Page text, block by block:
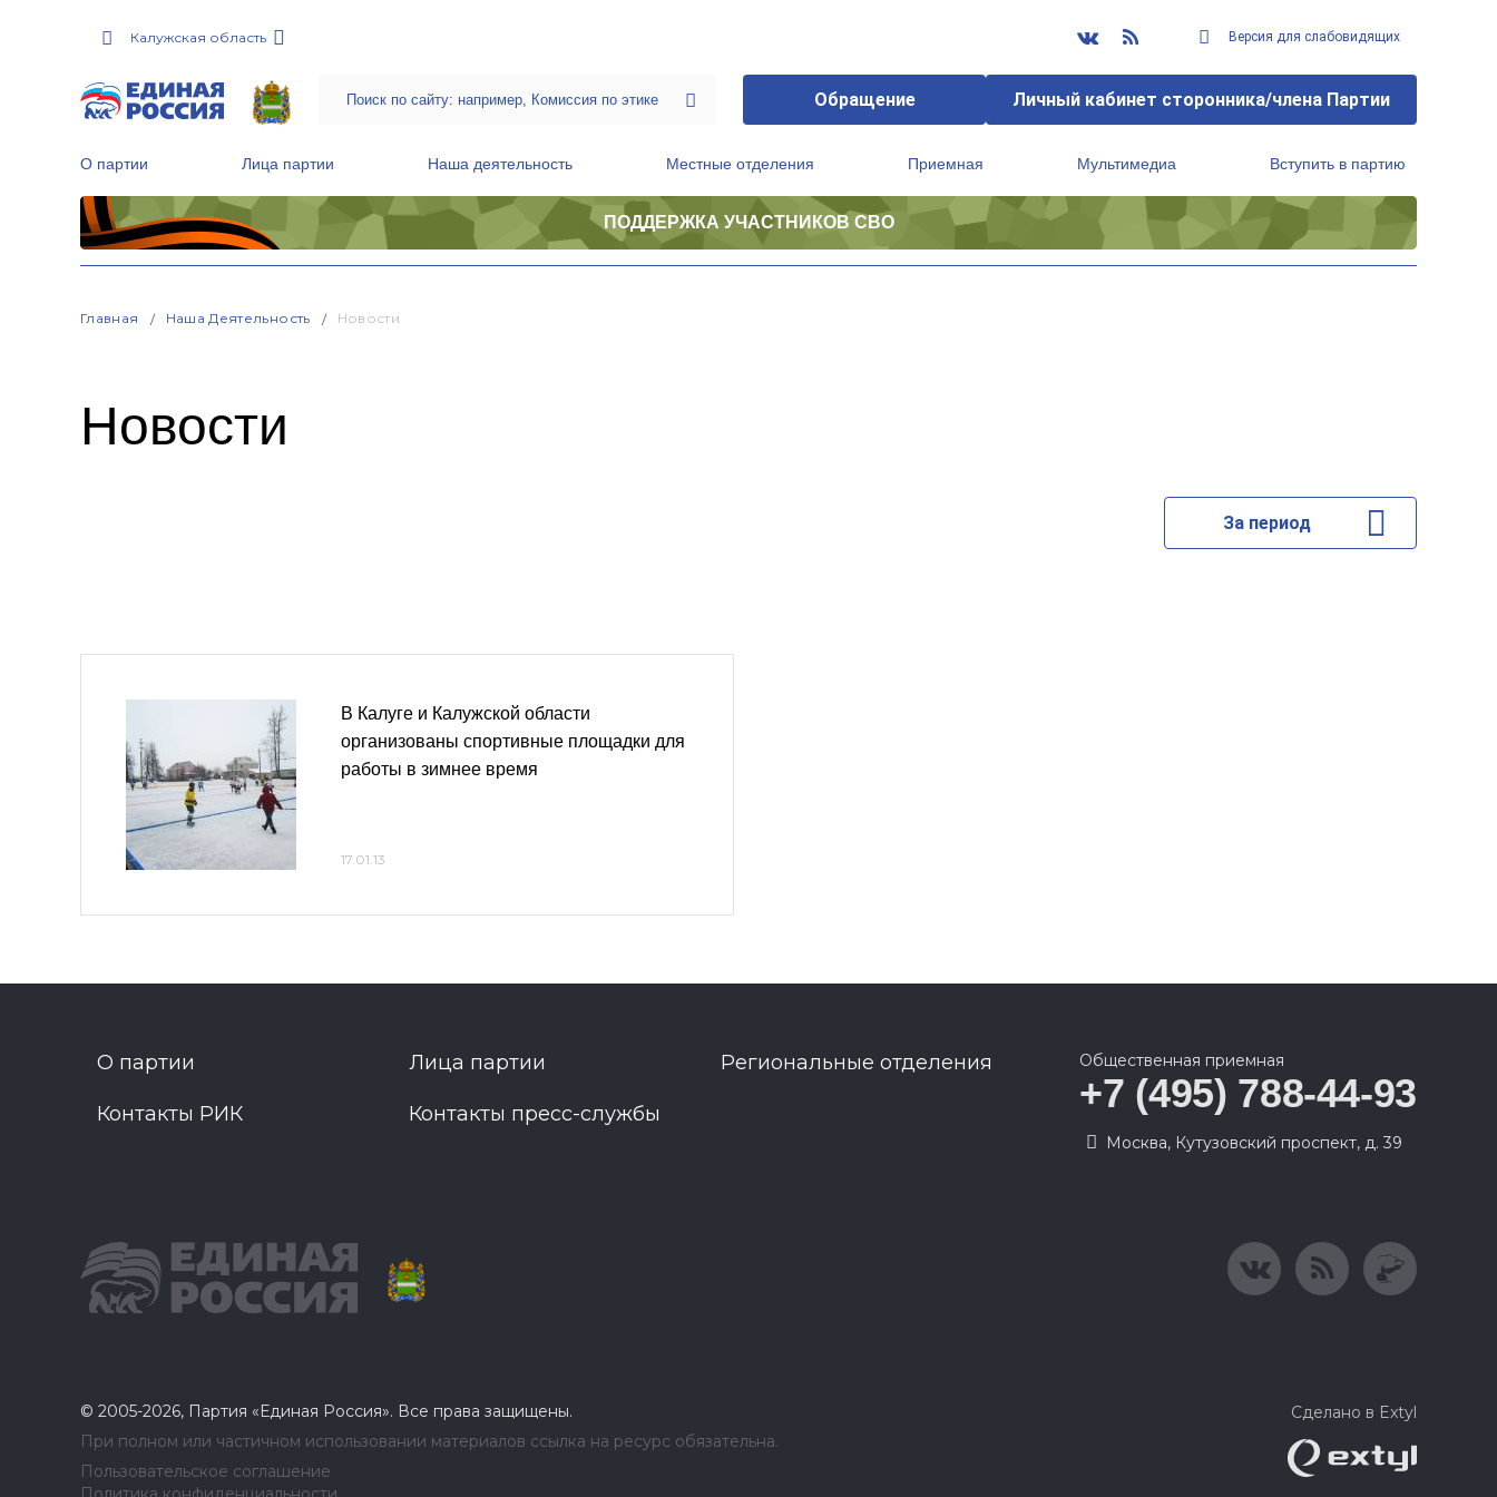
Калужская область Версия для слабовидящих
Обращение Личный кабинет сторонника/члена Партии
О партии Лица партии Наша деятельность Местные отделения Приемная Мультимедиа Вступить в партию
ПОДДЕРЖКА УЧАСТНИКОВ СВО
Главная Наша Деятельность Новости
Новости
За период
В Калуге и Калужской области
организованы спортивные площадки для
работы в зимнее время
17.01.13
О партии Лица партии Региональные отделения
Контакты РИК Контакты пресс-службы
Общественная приемная
+7 (495) 788-44-93
Москва, Кутузовский проспект, д. 39
© 2005-2026, Партия «Единая Россия». Все права защищены.
При полном или частичном использовании материалов ссылка на ресурс обязательна.
Пользовательское соглашение
Сделано в Extyl